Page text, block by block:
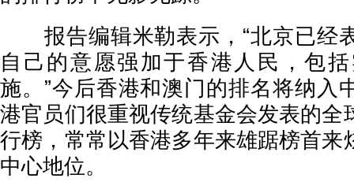
报告编辑米勒表示，“北京已经
自己的意愿强加于香港人民，包
施。”今后香港和澳门的排名将纳入
港官员们很重视传统基金会发表的全
行榜，常常以香港多年来雄踞榜首来
中心地位。